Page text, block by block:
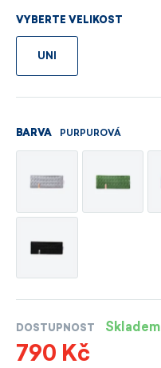
VYBERTE VELIKOST
UNI
BARVA PURPUROVÁ
DOSTUPNOST Skladem
790 Kč